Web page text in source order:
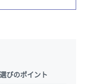
びのポイント